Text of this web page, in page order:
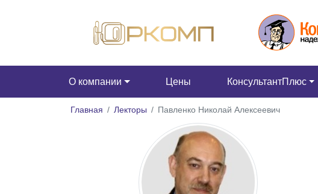
О компании Цены КонсультантПлюс
Главная Лекторы Павленко Николай Алексеевич